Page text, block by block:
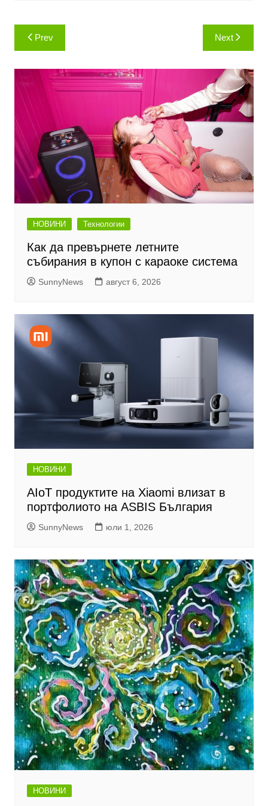
Навигация
Prev Next
НОВИНИ Технологии
Как да превърнете летните
събирания в купон с караоке система
SunnyNews август 6, 2026
НОВИНИ
AIoT продуктите на Xiaomi влизат в
портфолиото на ASBIS България
SunnyNews юли 1, 2026
НОВИНИ